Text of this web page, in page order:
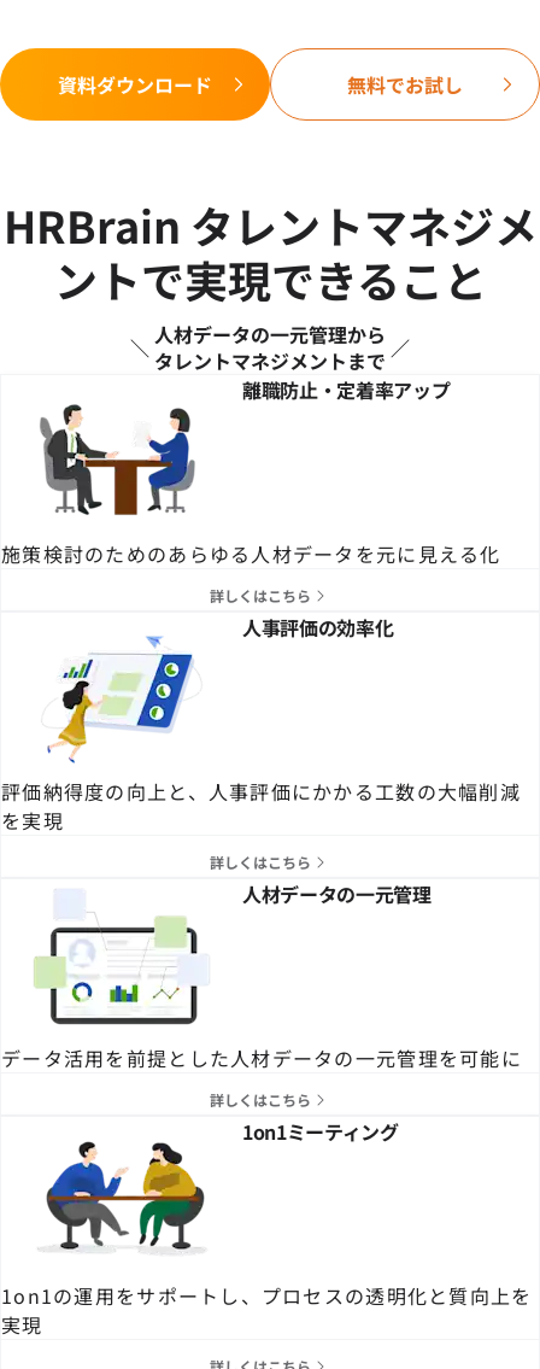
資料ダウンロード 無料でお試し
HRBrain タレントマネジメ
ントで実現できること
人材データの一元管理から
タレントマネジメントまで
離職防止・定着率アップ
施策検討のためのあらゆる人材データを元に見える化
詳しくはこちら
人事評価の効率化
評価納得度の向上と、人事評価にかかる工数の大幅削減
を実現
詳しくはこちら
人材データの一元管理
データ活用を前提とした人材データの一元管理を可能に
詳しくはこちら
1on1ミーティング
1on1の運用をサポートし、プロセスの透明化と質向上を
実現